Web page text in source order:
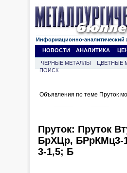
Информационно-аналитический
НОВОСТИ
АНАЛИТИКА
ЧЕРНЫЕ МЕТАЛЛЫ ЦВЕТНЫЕ
ПОИСК
Объявления по теме Пруток
Пруток: Пруток
БрХЦр,
3-1,5; Б